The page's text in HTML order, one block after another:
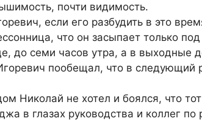
почти видимость.
если его разбудить в это
что он засыпает только
до семи часов утра, а в выходные
пообещал, что в следующий
Николай не хотел и боялся, что
в глазах руководства и коллег